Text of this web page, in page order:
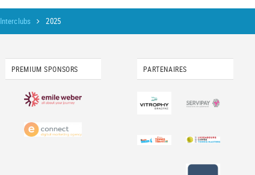
Interclubs 2025
PREMIUM SPONSORS PARTENAIRES